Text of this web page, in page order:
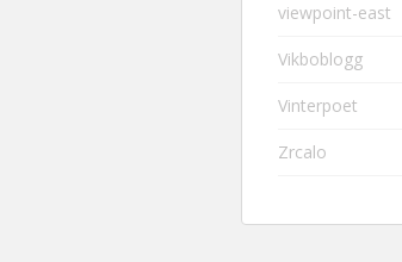
viewpoint-east
Vikboblogg
Vinterpoet
Zrcalo